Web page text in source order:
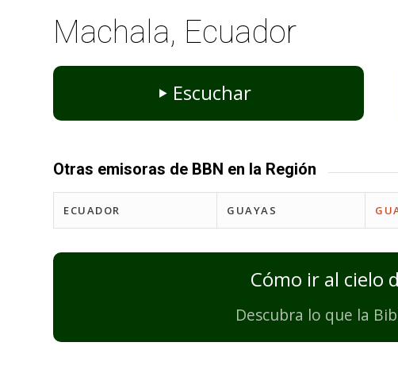
Machala, Ecuador
Escuchar
Otras emisoras de BBN en la Región
ECUADOR GUAYAS
Cómo ir al cielo
Descubra lo que la